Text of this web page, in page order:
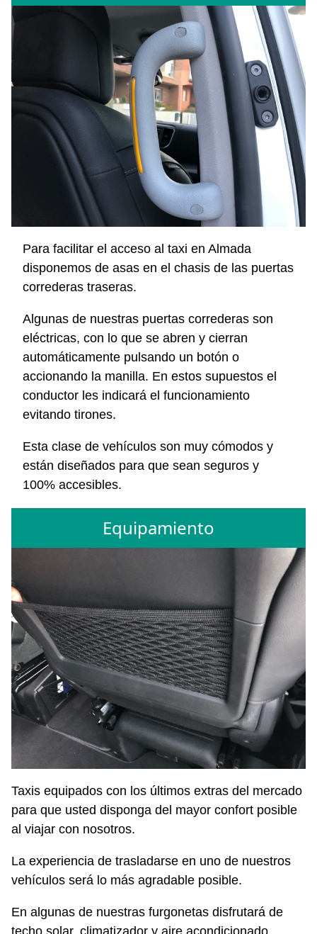
Para facilitar el acceso al taxi en Almada
disponemos de asas en el chasis de las puertas
correderas traseras.
Algunas de nuestras puertas correderas son
eléctricas, con lo que se abren y cierran
automáticamente pulsando un botón o
accionando la manilla. En estos supuestos el
conductor les indicará el funcionamiento
evitando tirones.
Esta clase de vehículos son muy cómodos y
están diseñados para que sean seguros y
100% accesibles.
Equipamiento
Taxis equipados con los últimos extras del mercado
para que usted disponga del mayor confort posible
al viajar con nosotros.
La experiencia de trasladarse en uno de nuestros
vehículos será lo más agradable posible.
En algunas de nuestras furgonetas disfrutará de
techo solar, climatizador y aire acondicionado